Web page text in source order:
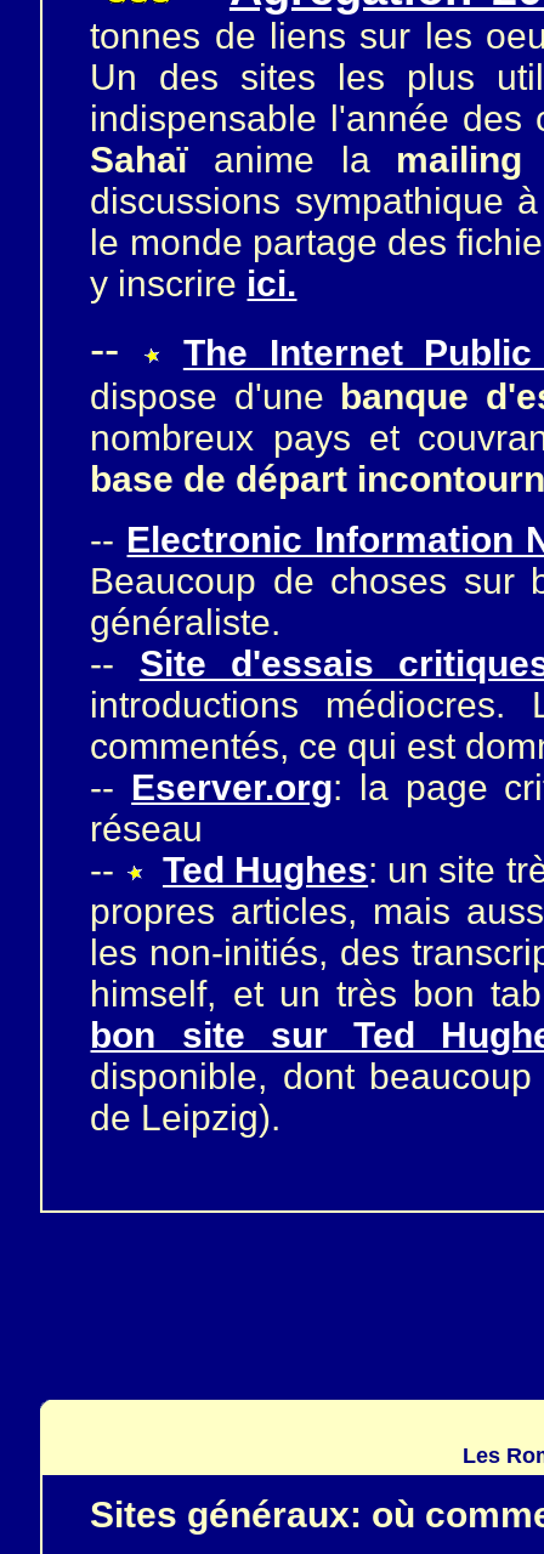
tonnes de liens sur les
Un des sites les plus
indispensable l'année
Sahaïanime la
discussions sympathique
le monde partage des
y inscrire ici.
--
The Internet
dispose d'une banque
nombreux pays et
base de départ
-- Electronic Information
Beaucoup de choses sur
généraliste.
-- Site d'essais
introductions
commentés, ce qui est
-- Eserver.org: la page
réseau
--
Ted Hughes: un site
propres articles, mais
les non-initiés, des
himself, et un très bon
bon site sur Ted
disponible, dont
de Leipzig).
Les
Sites généraux: où